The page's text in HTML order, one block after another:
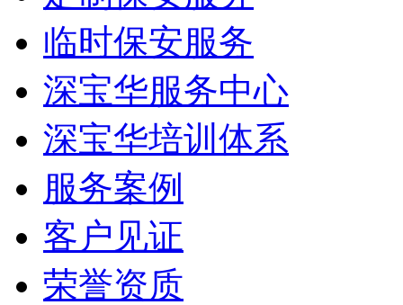
临时保安服务
深宝华服务中心
深宝华培训体系
服务案例
客户见证
荣誉资质